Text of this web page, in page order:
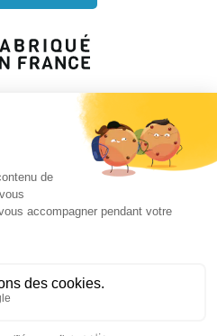
idées créatives
sur les réseaux